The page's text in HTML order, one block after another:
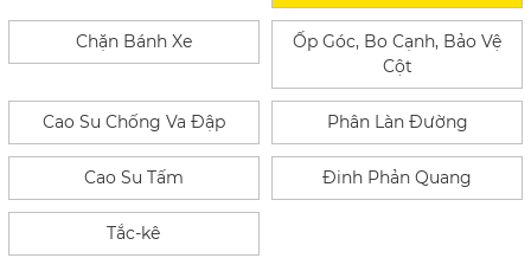
Chặn Bánh Xe
Ốp Góc, Bo Cạnh, Bảo Vệ
Cột
Cao Su Chống Va Đập Phân Làn Đường
Cao Su Tấm Đinh Phản Quang
Tắc-kê